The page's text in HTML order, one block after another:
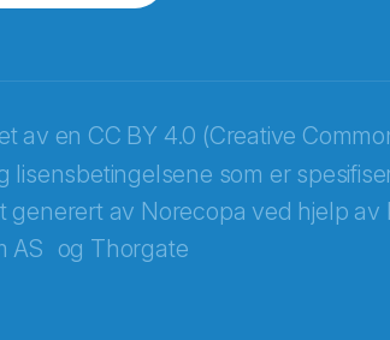
av en CC BY 4.0 (Creative
som er
av Norecopa ved hjelp
AS og Thorgate